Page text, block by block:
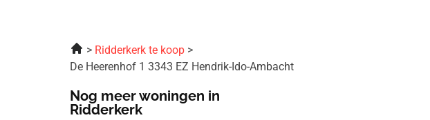
Ridderkerk te koop
De Heerenhof 1 3343 EZ Hendrik-Ido-Ambacht
Nog meer woningen in
Ridderkerk